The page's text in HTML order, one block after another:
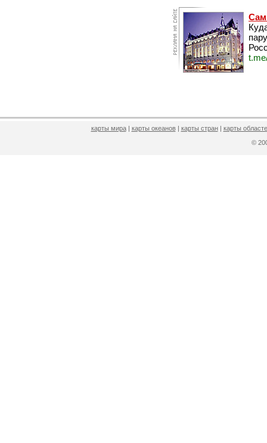
карты мира| карты океанов| карты стран| карты
©